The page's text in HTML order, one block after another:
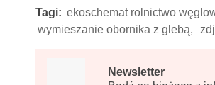
Tagi: ekoschemat rolnictwo
wymieszanie obornika z glebą,
Newsletter